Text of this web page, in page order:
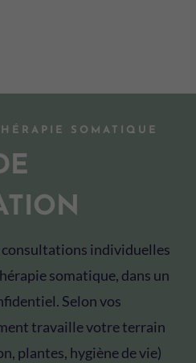
SOMATIQUE
consultations individuelles
somatique, dans un
Selon vos
travaille votre terrain
plantes, hygiène de vie)